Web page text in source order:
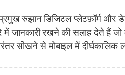
रुझान डिजिटल प्लेटफ़ॉर्म और
में जानकारी रखने की सलाह देते हैं
सीखने से मोबाइल में दीर्घकालिक